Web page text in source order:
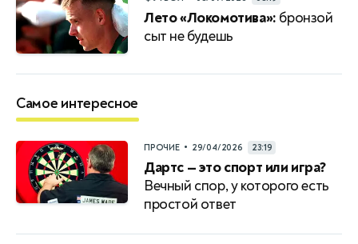
Лето «Локомотива»: бронзой
сыт не будешь
Самое интересное
ПРОЧИЕ • 29/04/2026 23:19
Дартс — это спорт или игра?
Вечный спор, у которого есть
простой ответ